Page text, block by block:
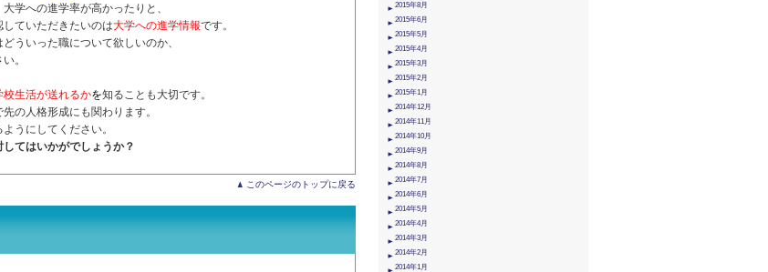
学への進学率が高かったりと、
ていただきたいのは大学への進学情報です。
ういった職について欲しいのか、
。
校生活が送れるかを知ることも大切です。
の人格形成にも関わります。
うにしてください。
てはいかがでしょうか？
このページのトップに戻る
2015年8月
2015年6月
2015年5月
2015年4月
2015年3月
2015年2月
2015年1月
2014年12月
2014年11月
2014年10月
2014年9月
2014年8月
2014年7月
2014年6月
2014年5月
2014年4月
2014年3月
2014年2月
2014年1月